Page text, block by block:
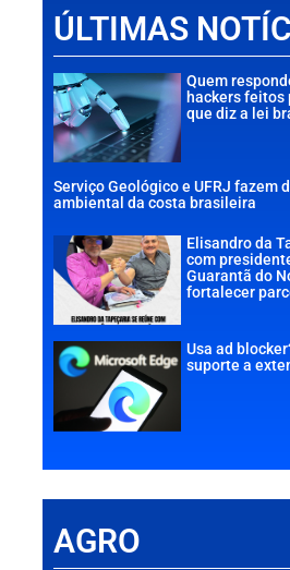
ÚLTIMAS
Quem
hackers feitos
que diz a lei
Serviço Geológico e UFRJ fazem
ambiental da costa brasileira
Elisandro da
com
Guarantã do
fortalecer
Usa ad
suporte a
AGRO